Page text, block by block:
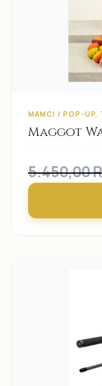
MAMCI / POP-UP,
Maggot
5.450,00